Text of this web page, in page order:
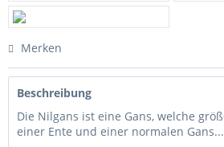
Merken
Beschreibung
Die Nilgans ist eine Gans, welche
einer Ente und einer normalen Gans...